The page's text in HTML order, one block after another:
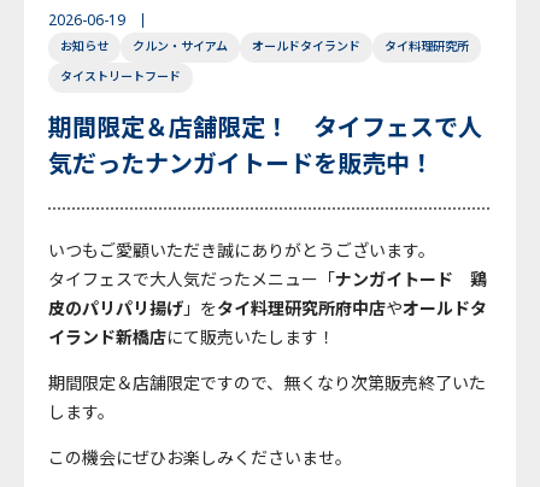
2026-06-19
お知らせ クルン・サイアム オールドタイランド
タイ料理研究所
タイストリートフード
期間限定＆店舗限定！ タイフェスで人
気だったナンガイトードを販売中！
いつもご愛顧いただき誠にありがとうございます。
タイフェスで大人気だったメニュー「ナンガイトード 鶏
皮のパリパリ揚げ」をタイ料理研究所府中店やオールドタ
イランド新橋店にて販売いたします！
期間限定＆店舗限定ですので、無くなり次第販売終了いた
します。
この機会にぜひお楽しみくださいませ。